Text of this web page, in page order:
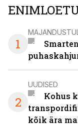
1
2
UUDISED
Kohus
kõik ära